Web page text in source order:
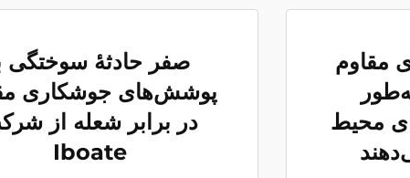
مقاوم
محیط
صفر حادثهٔ سوختگی
پوشش‌های جوشکاری
در برابر شعله از
Iboate